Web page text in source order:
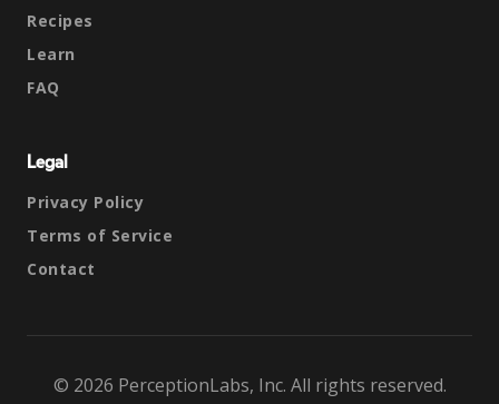
Recipes
Learn
FAQ
Legal
Privacy Policy
Terms of Service
Contact
© 2026 PerceptionLabs, Inc. All rights reserved.